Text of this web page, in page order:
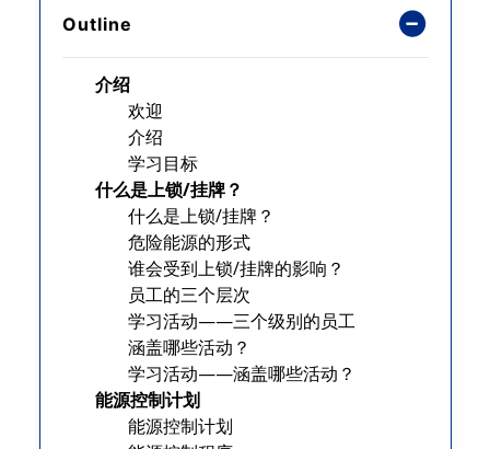
Outline
介绍
欢迎
介绍
学习目标
什么是上锁/挂牌？
什么是上锁/挂牌？
危险能源的形式
谁会受到上锁/挂牌的影响？
员工的三个层次
学习活动——三个级别的员工
涵盖哪些活动？
学习活动——涵盖哪些活动？
能源控制计划
能源控制计划